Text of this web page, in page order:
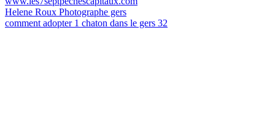
Helene Roux Photographe gers
comment adopter 1 chaton dans le gers 32